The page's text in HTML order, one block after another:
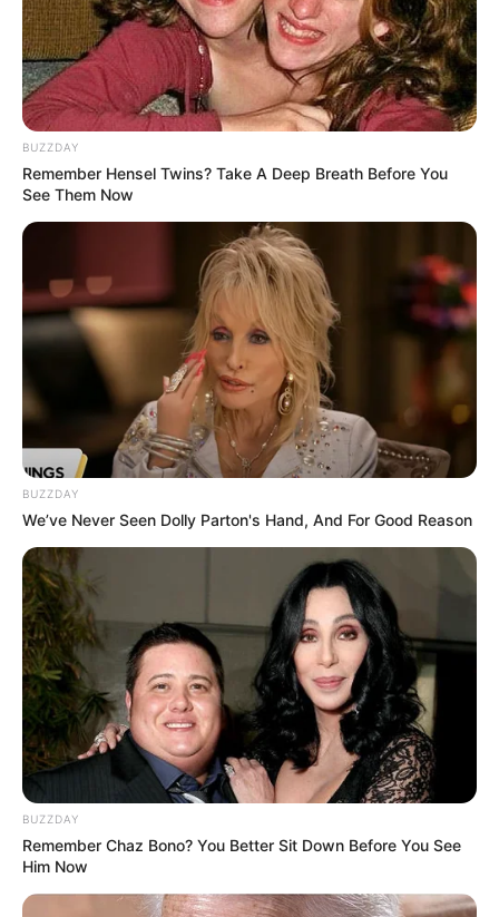
BUZZDAY
Remember Hensel Twins? Take A Deep Breath Before You
See Them Now
BUZZDAY
We’ve Never Seen Dolly Parton's Hand, And For Good Reason
BUZZDAY
Remember Chaz Bono? You Better Sit Down Before You See
Him Now